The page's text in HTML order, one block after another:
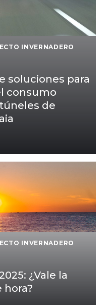
INVERNADERO
soluciones para
consumo
de
INVERNADERO
¿Vale la
hora?